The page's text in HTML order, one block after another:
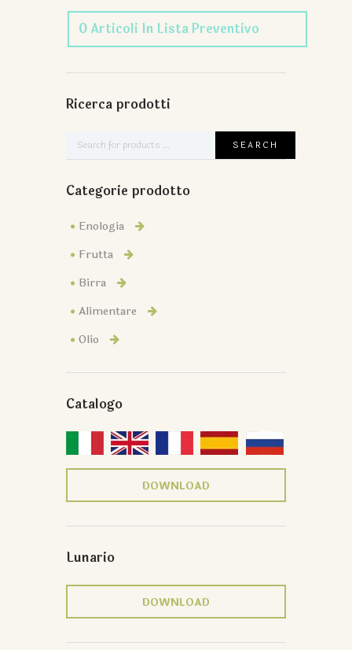
0Articoli In Lista Preventivo
Ricerca prodotti
Categorie prodotto
Enologia
Frutta
Birra
Alimentare
Olio
Catalogo
DOWNLOAD
Lunario
DOWNLOAD